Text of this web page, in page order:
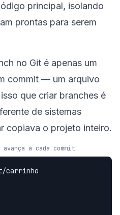
principal, isolando
prontas para serem
no Git é apenas um
commit — um arquivo
que criar branches é
de sistemas
copiava o projeto inteiro.
a cada commit
carrinho